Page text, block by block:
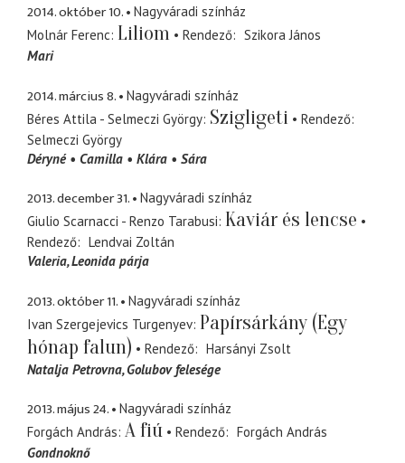
2014. október 10.
Nagyváradi színház
Molnár Ferenc Liliom Rendező
Szikora János
Mari
2014. március 8.
Nagyváradi színház
Béres Attila - Selmeczi György Szigligeti
Rendező
Selmeczi György
Déryné
Camilla Klára Sára
2013. december 31.
Nagyváradi színház
Giulio Scarnacci - Renzo Tarabusi Kaviár és lencse
Rendező
Lendvai Zoltán
Valeria Leonida párja
2013. október 11.
Nagyváradi színház
Ivan Szergejevics Turgenyev Papírsárkány (Egy
hónap falun)
Rendező
Harsányi Zsolt
Natalja Petrovna Golubov felesége
2013. május 24.
Nagyváradi színház
Forgách András A fiú Rendező
Forgách András
Gondnoknő